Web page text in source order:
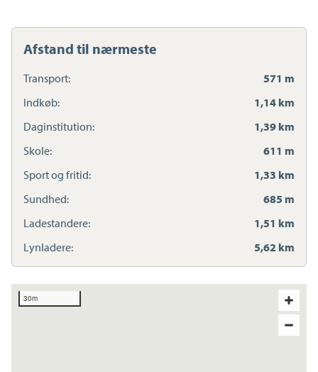
Afstand til nærmeste
Transport:
571 m
Indkøb:
1,14 km
Daginstitution:
1,39 km
Skole:
611 m
Sport og fritid:
1,33 km
Sundhed:
685 m
Ladestandere:
1,51 km
Lynladere:
5,62 km
30m